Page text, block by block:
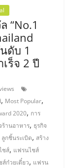
“No.1
ดับ 1
ร็จ 2 ปี
, Most Popular,
2020, การ
ร้านอาหาร, ธุรกิจ
ลูกชิ้นระเบิด, สร้าง
ชส์, แฟรนไชส์
ก๋วยเตี๋ยว, แฟรน